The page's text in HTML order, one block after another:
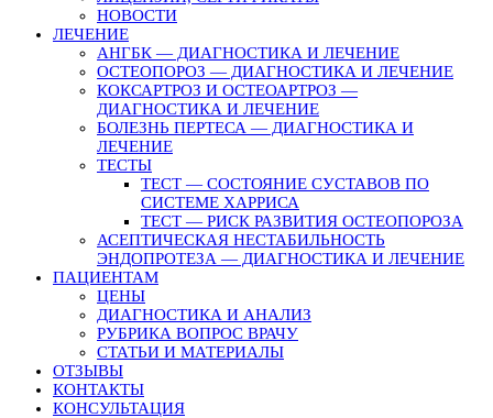
НОВОСТИ
ЛЕЧЕНИЕ
АНГБК — ДИАГНОСТИКА И ЛЕЧЕНИЕ
ОСТЕОПОРОЗ — ДИАГНОСТИКА И ЛЕЧЕНИЕ
КОКСАРТРОЗ И ОСТЕОАРТРОЗ —
ДИАГНОСТИКА И ЛЕЧЕНИЕ
БОЛЕЗНЬ ПЕРТЕСА — ДИАГНОСТИКА И
ЛЕЧЕНИЕ
ТЕСТЫ
ТЕСТ — СОСТОЯНИЕ СУСТАВОВ ПО
СИСТЕМЕ ХАРРИСА
ТЕСТ — РИСК РАЗВИТИЯ ОСТЕОПОРОЗА
АСЕПТИЧЕСКАЯ НЕСТАБИЛЬНОСТЬ
ЭНДОПРОТЕЗА — ДИАГНОСТИКА И ЛЕЧЕНИЕ
ПАЦИЕНТАМ
ЦЕНЫ
ДИАГНОСТИКА И АНАЛИЗ
РУБРИКА ВОПРОС ВРАЧУ
СТАТЬИ И МАТЕРИАЛЫ
ОТЗЫВЫ
КОНТАКТЫ
КОНСУЛЬТАЦИЯ